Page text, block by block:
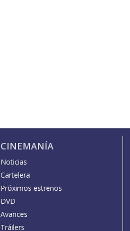
CINEMANÍA
Noticias
Cartelera
Próximos estrenos
DVD
Avances
Tráilers